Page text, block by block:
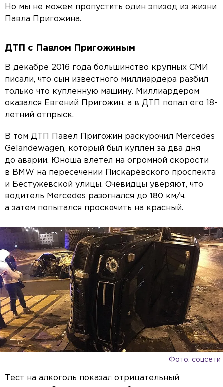
Но мы не можем пропустить один эпизод из жизни
Павла Пригожина.
ДТП с Павлом Пригожиным
В декабре 2016 года большинство крупных СМИ
писали, что сын известного миллиардера разбил
только что купленную машину. Миллиардером
оказался Евгений Пригожин, а в ДТП попал его 18-
летний отпрыск.
В том ДТП Павел Пригожин раскурочил Mercedes
Gelandewagen, который был куплен за два дня
до аварии. Юноша влетел на огромной скорости
в BMW на пересечении Пискарёвского проспекта
и Бестужевской улицы. Очевидцы уверяют, что
водитель Mercedes разогнался до 180 км/ч,
а затем попытался проскочить на красный.
Фото: соцсети
Тест на алкоголь показал отрицательный